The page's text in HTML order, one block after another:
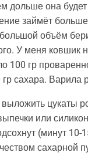
дольше она
займёт
объём
У меня ковшик
100 гр
сахара. Варила
выложить цукаты
или
(минут 10-
сахарной